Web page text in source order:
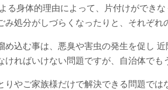
る身体的理由によって、片付けができ
処分がしづらくなったりと、それぞ
め込む事は、悪臭や害虫の発生を促し
ればいけない問題ですが、自治体でも
りやご家族様だけで解決できる問題で